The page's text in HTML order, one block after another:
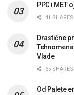
PPD i MET
41 SHARES
Drastične
Vlade
35 SHARES
Od Palete